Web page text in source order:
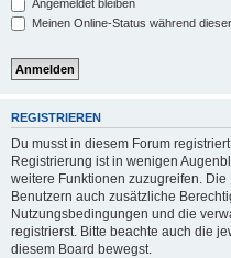
Angemeldet bleiben
Meinen Online-Status während
REGISTRIEREN
Du musst in diesem Forum
Registrierung ist in wenigen
weitere Funktionen zuzugreifen.
Benutzern auch zusätzliche
Nutzungsbedingungen und die
registrierst. Bitte beachte auch die
diesem Board bewegst.